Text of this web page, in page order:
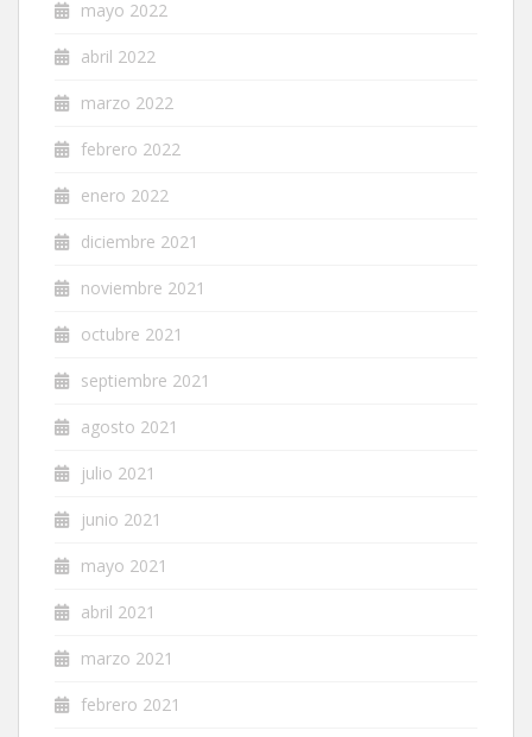
mayo 2022
abril 2022
marzo 2022
febrero 2022
enero 2022
diciembre 2021
noviembre 2021
octubre 2021
septiembre 2021
agosto 2021
julio 2021
junio 2021
mayo 2021
abril 2021
marzo 2021
febrero 2021